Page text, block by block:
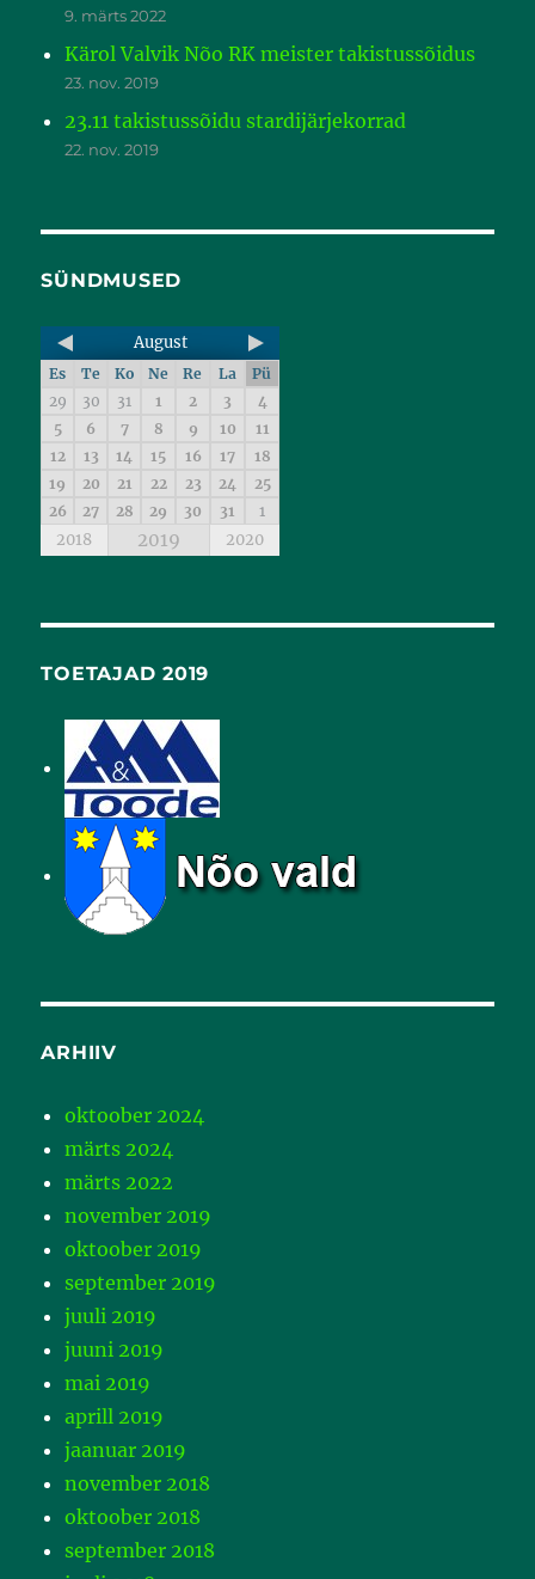
9. märts 2022
Kärol Valvik Nõo RK meister takistussõidus
23. nov. 2019
23.11 takistussõidu stardijärjekorrad
22. nov. 2019
SÜNDMUSED
August
Es Te Ko Ne Re La
Pü
29
30 31 1 2 3
4
5
6 7 8 9 10
11
12
13 14 15 16 17
18
19
20 21 22 23 24
25
26
27 28 29 30 31 1
2018 2019 2020
TOETAJAD 2019
ARHIIV
oktoober 2024
märts 2024
märts 2022
november 2019
oktoober 2019
september 2019
juuli 2019
juuni 2019
mai 2019
aprill 2019
jaanuar 2019
november 2018
oktoober 2018
september 2018